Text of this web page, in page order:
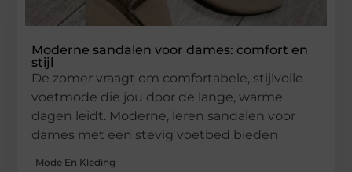
Moderne sandalen voor dames: comfort en
stijl
De zomer vraagt om comfortabele, stijlvolle
voetmode die jou door de lange, warme
dagen leidt. Moderne, leren sandalen voor
dames met een stevig voetbed bieden
Mode En Kleding